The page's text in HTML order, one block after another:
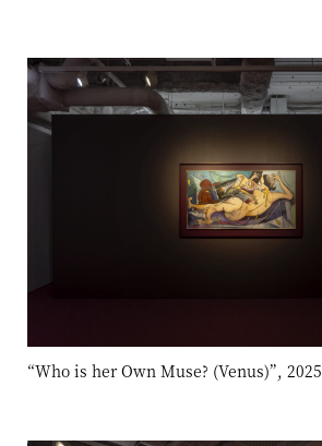
“Who is her Own Muse? (Venus)”, 2025